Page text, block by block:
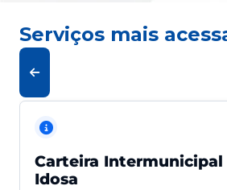
Serviços mais
Carteira Intermunicipal
Idosa